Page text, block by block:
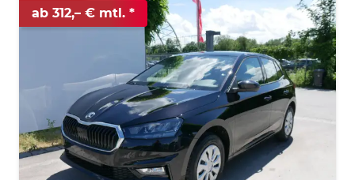
ab 312,– € mtl.